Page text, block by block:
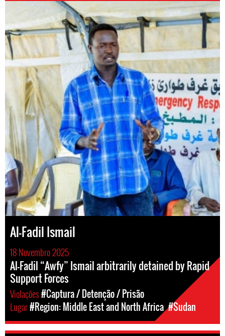
Al-Fadil Ismail
18 Novembro 2025
Al-Fadil “Awfy” Ismail arbitrarily detained by Rapid
Support Forces
Violações#Captura / Detenção / Prisão
Lugar#Region: Middle East and North Africa #Sudan